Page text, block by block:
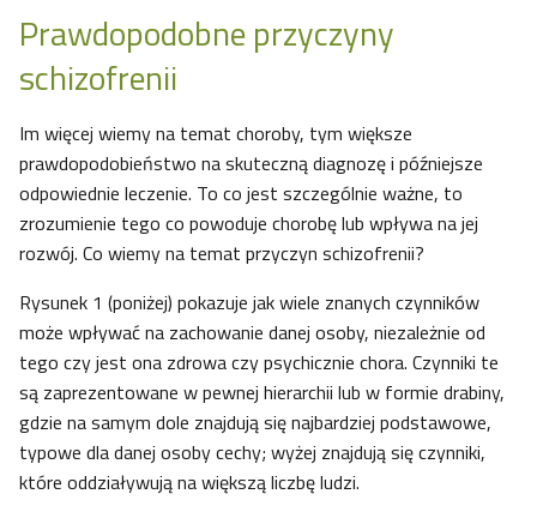
Prawdopodobne przyczyny
schizofrenii
Im więcej wiemy na temat choroby, tym większe
prawdopodobieństwo na skuteczną diagnozę i późniejsze
odpowiednie leczenie. To co jest szczególnie ważne, to
zrozumienie tego co powoduje chorobę lub wpływa na jej
rozwój. Co wiemy na temat przyczyn schizofrenii?
Rysunek 1 (poniżej) pokazuje jak wiele znanych czynników
może wpływać na zachowanie danej osoby, niezależnie od
tego czy jest ona zdrowa czy psychicznie chora. Czynniki te
są zaprezentowane w pewnej hierarchii lub w formie drabiny,
gdzie na samym dole znajdują się najbardziej podstawowe,
typowe dla danej osoby cechy; wyżej znajdują się czynniki,
które oddziaływują na większą liczbę ludzi.